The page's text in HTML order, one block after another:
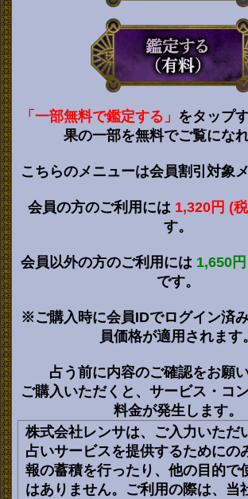
「一部無料で鑑定する」 をタップ
果の一部を無料でご覧になれ
こちらのメニューは会員割引対象
会員の方のご利用には 1,320円 (
す。
会員以外の方のご利用には 1,650
です。
※ご購入時に会員IDでログイン済
員価格が適用されます。
占う前に内容のご確認をお願い
ご購入いただくと、サービス・コ
料金が発生します。
株式会社レンサは、ご入力いただ
占いサービスを提供するためにの
報の蓄積を行ったり、他の目的で
はありません。ご利用の際は、当